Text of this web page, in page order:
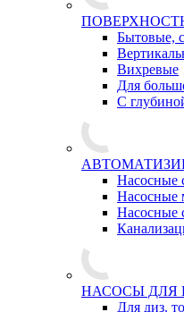
Бытовые,
Вихревые
Для
С
Насосные
Насосные
Насосные
НАСОСЫ ДЛЯ
Для диз.